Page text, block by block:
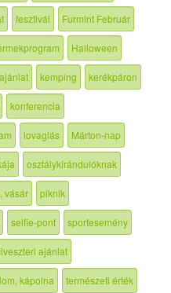
fesztivál Furmint Február
Halloween
kemping kerékpáron
konferencia
lovaglás Márton-nap
osztálykirándulóknak
vásár piknik
selfie-pont sportesemény
ajánlat
kápolna természeti érték